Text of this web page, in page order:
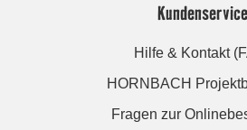
Kundenservice
Hilfe & Kontakt
HORNBACH
Fragen zur